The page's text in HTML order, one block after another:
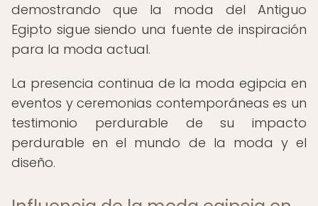
demostrando que la moda del Antiguo
Egipto sigue siendo una fuente de inspiración
para la moda actual.
La presencia continua de la moda egipcia en
eventos y ceremonias contemporáneas es un
testimonio perdurable de su impacto
perdurable en el mundo de la moda y el
diseño.